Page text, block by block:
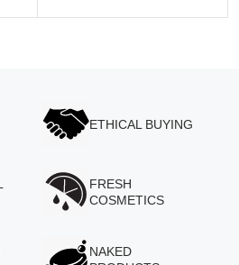
ETHICAL BUYING
FRESH
COSMETICS
NAKED